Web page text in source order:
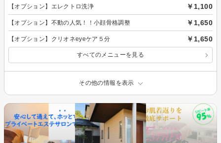
【オプション】エレクトロ洗浄 ￥1,100
【オプション】不動の人気！！小顔骨格調整 ￥1,650
【オプション】クリオネeyeケア５分 ￥1,650
すべてのメニューを見る
その他の情報を表示